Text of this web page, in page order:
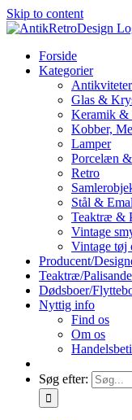
Skip to content
Forside
Kategorier
Antikviteter
Glas &
Keramik &
Kobber,
Lamper
Porcelæn
Retro
Stål &
Teaktræ &
Vintage
Vintage tøj
Producent/
Teaktræ/
Dødsboer/
Nyttig info
Find os
Om os
Søg efter: